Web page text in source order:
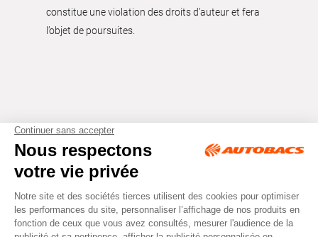
constitue une violation des droits d’auteur et fera
l’objet de poursuites.
Tous droits réservés © Autobacs
Mentions légales RGPD
Cookies CGV